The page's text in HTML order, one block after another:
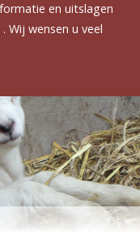
en uitslagen
Wij wensen u veel